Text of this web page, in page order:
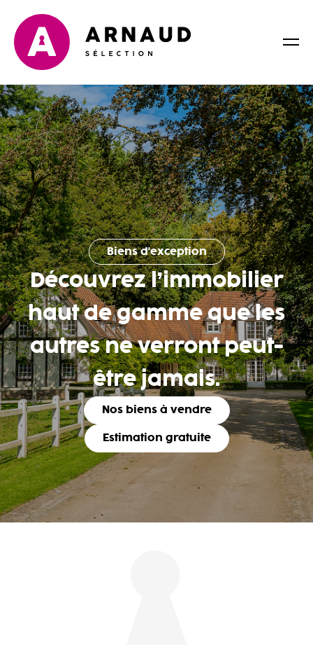
Biens d'exception
Découvrez l’immobilier
haut de gamme que les
autres ne verront peut-
être jamais.
Nos biens à vendre
Estimation gratuite